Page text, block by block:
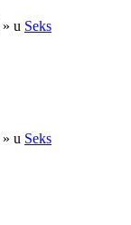
» u Seks
» u Seks